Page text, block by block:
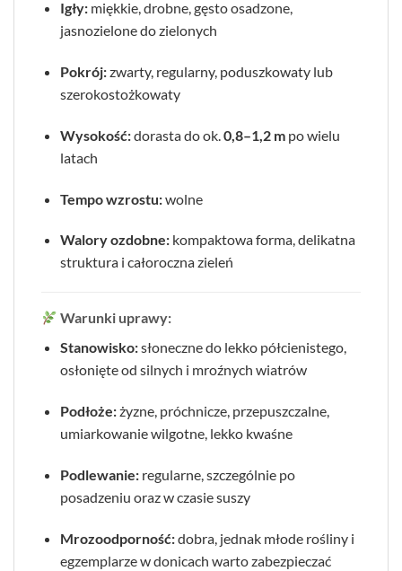
Igły:miękkie, drobne, gęsto osadzone,
jasnozielone do zielonych
Pokrój:zwarty, regularny, poduszkowaty lub
szerokostożkowaty
Wysokość:dorasta do ok. 0,8–1,2 mpo wielu
latach
Tempo wzrostu:wolne
Walory ozdobne:kompaktowa forma, delikatna
struktura i całoroczna zieleń
Warunki uprawy:
Stanowisko:słoneczne do lekko półcienistego,
osłonięte od silnych i mroźnych wiatrów
Podłoże:żyzne, próchnicze, przepuszczalne,
umiarkowanie wilgotne, lekko kwaśne
Podlewanie:regularne, szczególnie po
posadzeniu oraz w czasie suszy
Mrozoodporność:dobra, jednak młode rośliny i
egzemplarze w donicach warto zabezpieczać